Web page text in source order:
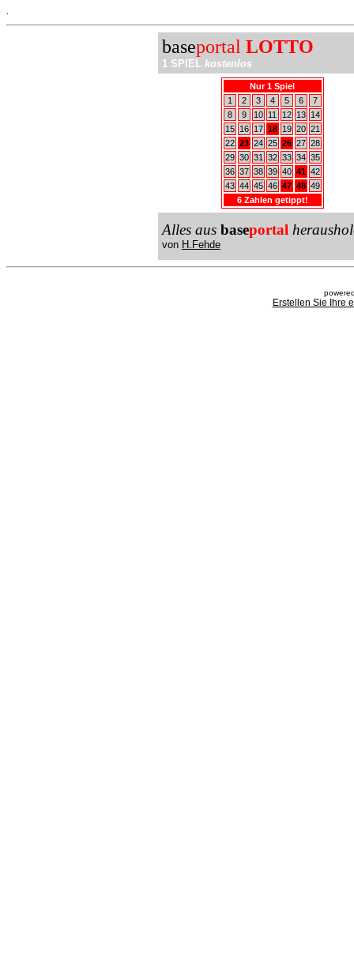
baseportal LOTTO
1 SPIEL kostenlos
Nur 1 Spiel
1
2 3 4 5 6
7
8
9 10 11 12 13
14
15
16 17 18 19 20 21
22 23 24 25 26 27 28
29 30 31 32 33 34 35
36 37 38 39 40 41 42
43 44 45 46 47 48 49
6 Zahlen getippt!
Alles aus baseportal
von H.Fehde
Erstellen Sie Ihre